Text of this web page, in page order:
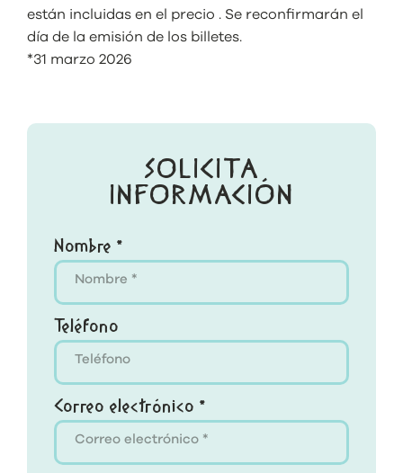
están incluidas en el precio . Se reconfirmarán el
día de la emisión de los billetes.
*31 marzo 2026
SOLICITA
INFORMACIÓN
Nombre *
Teléfono
Correo electrónico *